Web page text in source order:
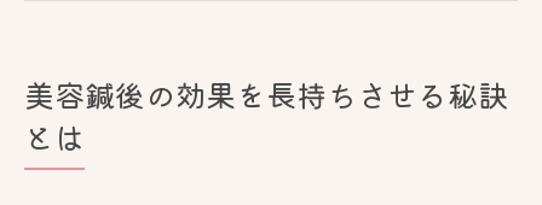
法
施術後に気を付けたい美容鍼ケアポイント
美容鍼後の効果を長持ちさせる秘訣
とは